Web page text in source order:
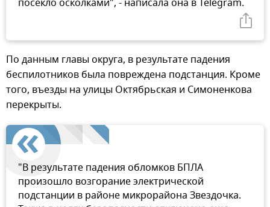
посекло осколками", - написала она в Telegram.
По данным главы округа, в результате падения
беспилотников была повреждена подстанция. Кроме
того, въезды на улицы Октябрьская и Симоненкова
перекрыты.
"В результате падения обломков БПЛА
произошло возгорание электрической
подстанции в районе микрорайона Звездочка.